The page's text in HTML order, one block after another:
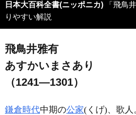
日本大百科全書(ニッポニカ)
りやすい解説
飛鳥井雅有
あすかいまさあり
（1241―1301）
鎌倉時代中期の公家(くげ)、歌